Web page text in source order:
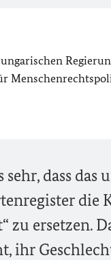
dass das
die
zu ersetzen.
ihr